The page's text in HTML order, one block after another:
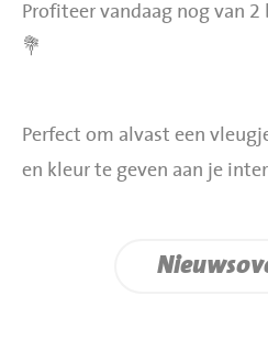
Profiteer vandaag nog van
💐
Perfect om alvast een
en kleur te geven aan je